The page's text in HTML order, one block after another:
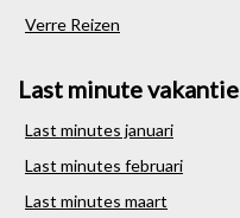
Verre Reizen
Last minute vakantie
Last minutes januari
Last minutes februari
Last minutes maart